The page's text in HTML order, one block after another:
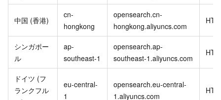
中国 (香港)
cn-
hongkong
opensearch.cn-
hongkong.aliyuncs.com
シンガポー
ル
ap-
southeast-1
opensearch.ap-
southeast-1.aliyuncs.com
ドイツ (フ
ランクフル
eu-central-
1
opensearch.eu-central-
1.aliyuncs.com